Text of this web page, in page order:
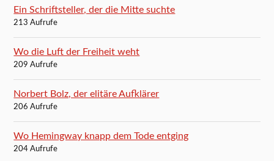
Ein Schriftsteller, der die Mitte suchte
213 Aufrufe
Wo die Luft der Freiheit weht
209 Aufrufe
Norbert Bolz, der elitäre Aufklärer
206 Aufrufe
Wo Hemingway knapp dem Tode entging
204 Aufrufe